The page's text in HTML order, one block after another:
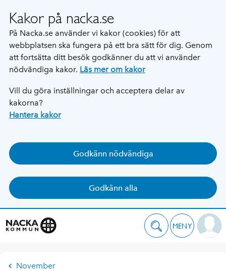
Kakor på nacka.se
På Nacka.se använder vi kakor (cookies) för att
webbplatsen ska fungera på ett bra sätt för dig. Genom
att fortsätta ditt besök godkänner du att vi använder
nödvändiga kakor. Läs mer om kakor
Vill du göra inställningar och acceptera delar av
kakorna?
Hantera kakor
Godkänn nödvändiga
Godkänn alla
MENY
November